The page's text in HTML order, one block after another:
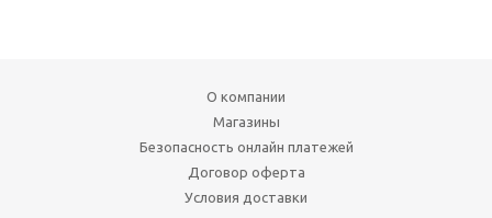
О компании
Магазины
Безопасность онлайн платежей
Договор оферта
Условия доставки